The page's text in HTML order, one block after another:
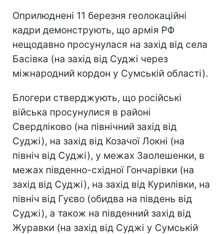
Оприлюднені 11 березня геолокаційні
кадри демонструють, що армія РФ
нещодавно просунулася на захід від села
Басівка (на захід від Суджі через
міжнародний кордон у Сумській області).
Блогери стверджують, що російські
війська просунулися в районі
Свердліково (на північний захід від
Суджі), на захід від Козачої Локні (на
північ від Суджі), у межах Заолешенки, в
межах південно-східної Гончарівки (на
захід від Суджі), на захід від Курилівки, на
північ від Гуєво (обидва на південь від
Суджі), а також на південний захід від
Журавки (на захід від Суджі у Сумській